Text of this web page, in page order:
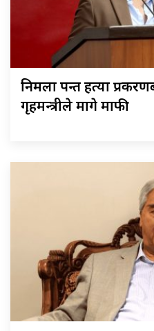
निर्मला पन्त हत्या
गृहमन्त्रीले मागे माफी